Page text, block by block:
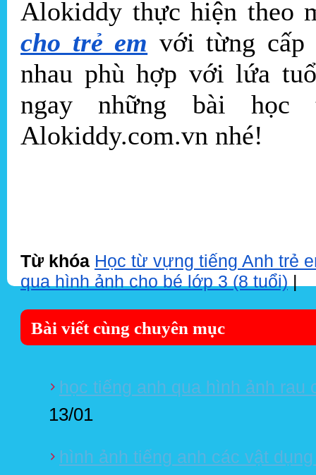
Alokiddy thực hiện theo
cho trẻ em với từng cấp
nhau phù hợp với lứa
ngay những bài
Alokiddy.com.vn nhé!
Từ khóa Học từ vựng tiếng Anh trẻ
qua hình ảnh cho bé lớp 3 (8 tuổi) |
Bài viết cùng chuyên mục
học tiếng anh qua hình ảnh rau
13/01
hình ảnh tiếng anh các vật